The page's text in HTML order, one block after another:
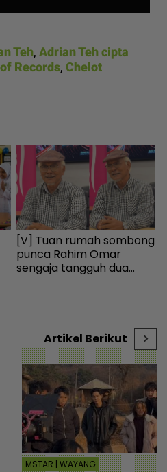
Teh, Adrian Teh cipta
Records, Chelot
[V] Tuan rumah sombong
punca Rahim Omar
sengaja tangguh dua
Artikel Berikut
MSTAR | WAYANG